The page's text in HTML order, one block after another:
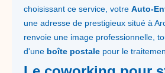
choisissant ce service, votre Auto-
une adresse de prestigieux situé à
renvoie une image professionnelle,
d'une boîte postale pour le